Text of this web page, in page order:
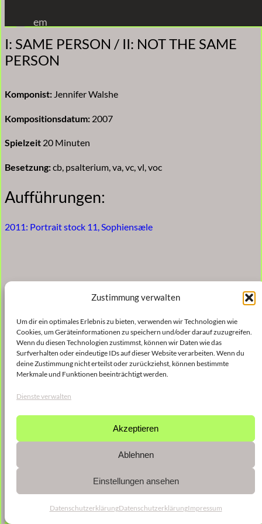
Zustimmung verwalten
Um dir ein optimales Erlebnis zu bieten, verwenden wir Technologien wie
Cookies, um Geräteinformationen zu speichern und/oder darauf zuzugreifen.
Wenn du diesen Technologien zustimmst, können wir Daten wie das
Surfverhalten oder eindeutige IDs auf dieser Website verarbeiten. Wenn du
deine Zustimmung nicht erteilst oder zurückziehst, können bestimmte
Merkmale und Funktionen beeinträchtigt werden.
Dienste verwalten
Akzeptieren
Ablehnen
Einstellungen ansehen
DatenschutzerklärungDatenschutzerklärungImpressum
Inhalt
springen
em
I: SAME PERSON / II: NOT THE SAME
PERSON
Komponist:Jennifer Walshe
Kompositionsdatum: 2007
Spielzeit20 Minuten
Besetzung:cb, psalterium, va, vc, vl, voc
Aufführungen:
2011: Portrait stock 11, Sophiensæle